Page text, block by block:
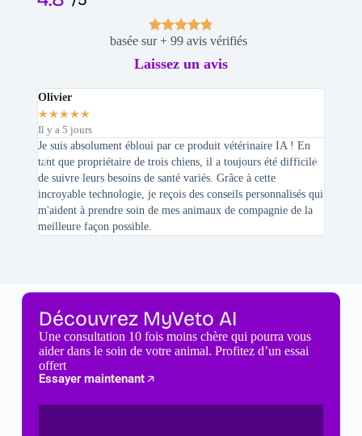
basée sur + 99 avis vérifiés
Laissez un avis
Olivier
★★★★★
Il y a 5 jours
Je suis absolument ébloui par ce produit vétérinaire IA ! En
tant que propriétaire de trois chiens, il a toujours été difficile
de suivre leurs besoins de santé variés. Grâce à cette
incroyable technologie, je reçois des conseils personnalisés qui
m'aident à prendre soin de mes animaux de compagnie de la
meilleure façon possible.
Découvrez MyVeto AI
Une consultation 10 fois moins chère qui pourra vous
aider dans le soin de votre animal. Profitez d’un essai
offert
Essayer maintenant